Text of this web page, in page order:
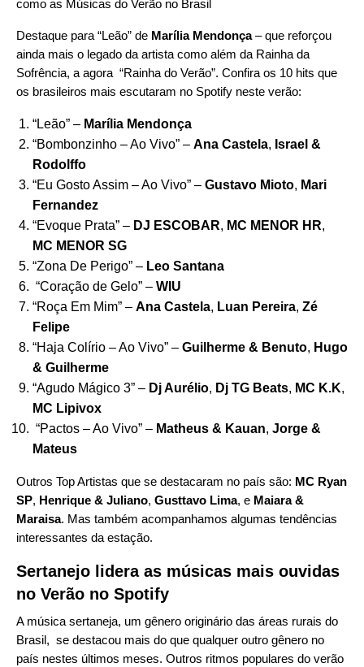
como as Músicas do Verão no Brasil
Destaque para “Leão” de Marília Mendonça– que reforçou
ainda mais o legado da artista como além da Rainha da
Sofrência, a agora “Rainha do Verão”. Confira os 10 hits que
os brasileiros mais escutaram no Spotify neste verão:
“Leão” – Marília Mendonça
“Bombonzinho – Ao Vivo” – Ana Castela, Israel &
Rodolffo
“Eu Gosto Assim – Ao Vivo” – Gustavo Mioto, Mari
Fernandez
“Evoque Prata” – DJ ESCOBAR, MC MENOR HR,
MC MENOR SG
“Zona De Perigo” – Leo Santana
“Coração de Gelo” – WIU
“Roça Em Mim” – Ana Castela, Luan Pereira, Zé
Felipe
“Haja Colírio – Ao Vivo” – Guilherme & Benuto, Hugo
& Guilherme
“Agudo Mágico 3” – Dj Aurélio, Dj TG Beats, MC K.K,
MC Lipivox
“Pactos – Ao Vivo” – Matheus & Kauan, Jorge &
Mateus
Outros Top Artistas que se destacaram no país são: MC Ryan
SP, Henrique & Juliano, Gusttavo Lima, e Maiara &
Maraisa. Mas também acompanhamos algumas tendências
interessantes da estação.
Sertanejo lidera as músicas mais ouvidas
no Verão no Spotify
A música sertaneja, um gênero originário das áreas rurais do
Brasil, se destacou mais do que qualquer outro gênero no
país nestes últimos meses. Outros ritmos populares do verão